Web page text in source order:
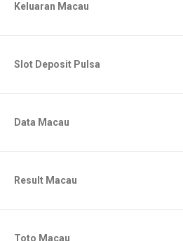
Keluaran Macau
Slot Deposit Pulsa
Data Macau
Result Macau
Toto Macau